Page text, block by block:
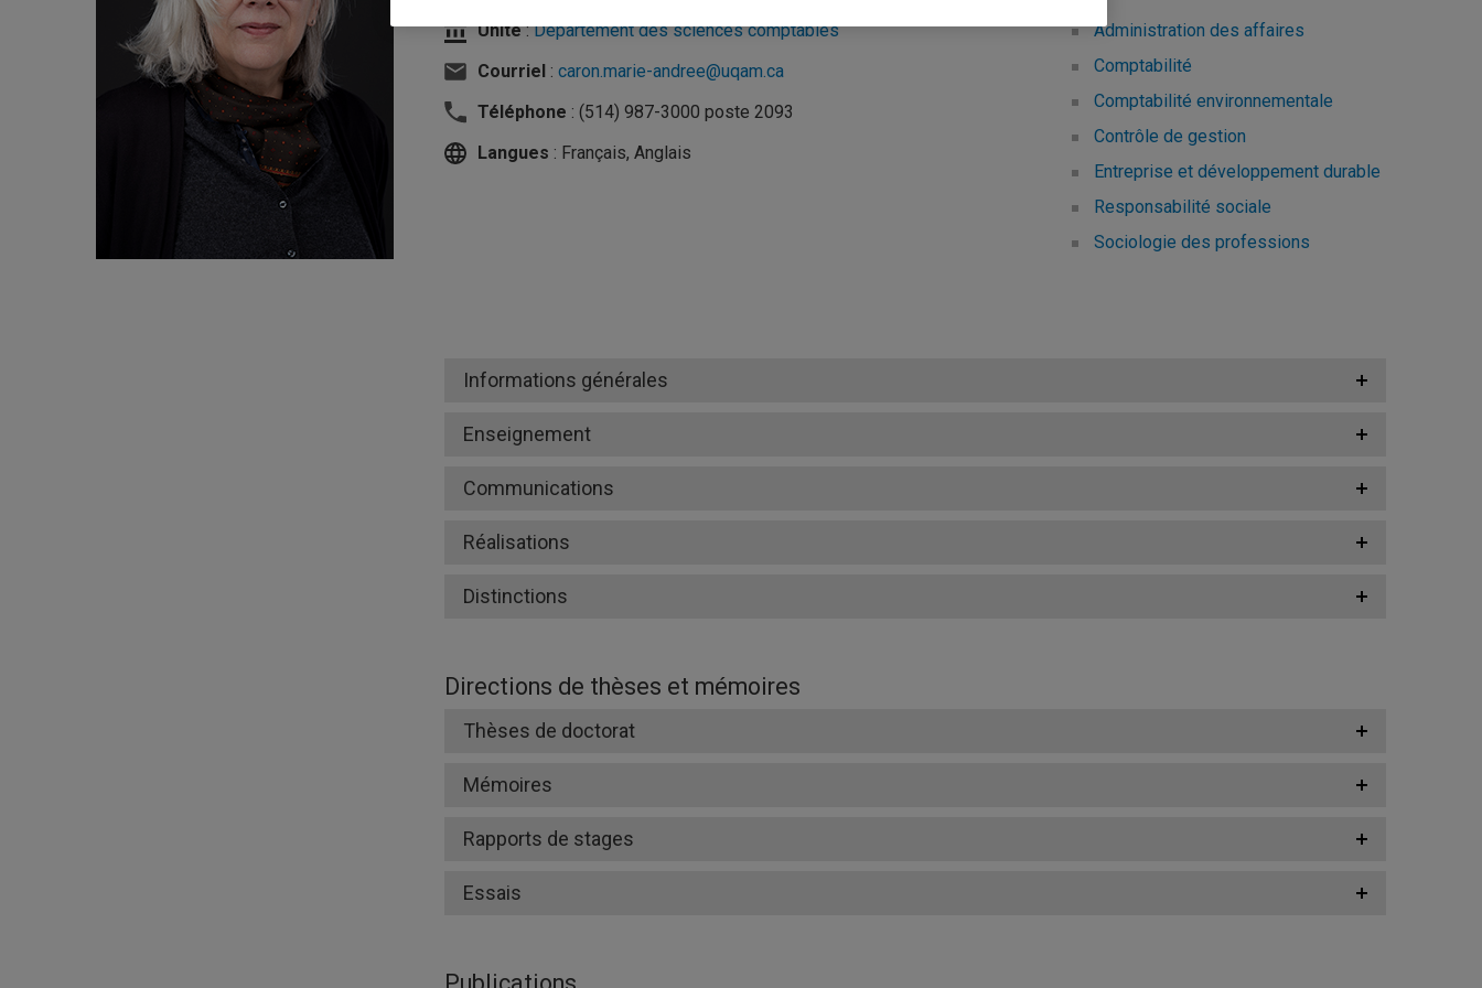
Unité:Département des sciences comptables
Courriel: caron.marie-andree@uqam.ca
Téléphone : (514) 987-3000 poste 2093
Langues : Français, Anglais
Administration des affaires
Comptabilité
Comptabilité environnementale
Contrôle de gestion
Entreprise et développement durable
Responsabilité sociale
Sociologie des professions
Informations générales
Enseignement
Communications
Réalisations
Distinctions
Directions de thèses et mémoires
Thèses de doctorat
Mémoires
Rapports de stages
Essais